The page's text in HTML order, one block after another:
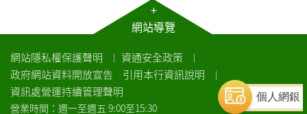
+
網站導覽
網站隱私權保護聲明 ｜ 資通安全政策 ｜
政府網站資料開放宣告 引用本行資訊說明 ｜
資訊處營運持續管理聲明
營業時間：週一至週五 9:00至15:30
個人網銀